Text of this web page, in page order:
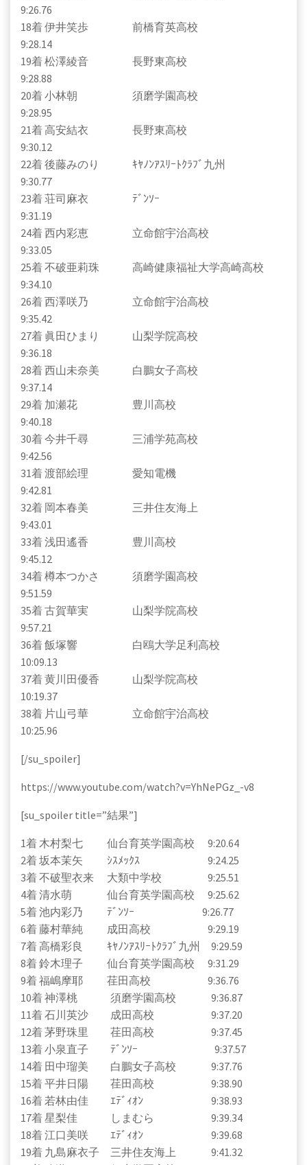
9:26.76
18着 伊井笑歩 前橋育英高校
9:28.14
19着 松澤綾音 長野東高校
9:28.88
20着 小林朝 須磨学園高校
9:28.95
21着 高安結衣 長野東高校
9:30.12
22着 後藤みのり ｷﾔﾉﾝｱｽﾘｰﾄｸﾗﾌﾞ九州
9:30.77
23着 荘司麻衣 ﾃﾞﾝｿｰ
9:31.19
24着 西内彩恵 立命館宇治高校
9:33.05
25着 不破亜莉珠 高崎健康福祉大学高崎高校
9:34.10
26着 西澤咲乃 立命館宇治高校
9:35.42
27着 眞田ひまり 山梨学院高校
9:36.18
28着 西山未奈美 白鵬女子高校
9:37.14
29着 加瀬花 豊川高校
9:40.18
30着 今井千尋 三浦学苑高校
9:42.56
31着 渡部絵理 愛知電機
9:42.81
32着 岡本春美 三井住友海上
9:43.01
33着 浅田遙香 豊川高校
9:45.12
34着 樽本つかさ 須磨学園高校
9:51.59
35着 古賀華実 山梨学院高校
9:57.21
36着 飯塚響 白鴎大学足利高校
10:09.13
37着 黄川田優香 山梨学院高校
10:19.37
38着 片山弓華 立命館宇治高校
10:25.96
[/su_spoiler]
https://www.youtube.com/watch?v=YhNePGz_-v8
[su_spoiler title=”結果”]
1着 木村梨七 仙台育英学園高校 9:20.64
2着 坂本茉矢 ｼｽﾒｯｸｽ 9:24.25
3着 不破聖衣来 大類中学校 9:25.51
4着 清水萌 仙台育英学園高校 9:25.62
5着 池内彩乃 ﾃﾞﾝｿｰ 9:26.77
6着 藤村華純 成田高校 9:29.19
7着 高橋彩良 ｷﾔﾉﾝｱｽﾘｰﾄｸﾗﾌﾞ九州 9:29.59
8着 鈴木理子 仙台育英学園高校 9:31.29
9着 福嶋摩耶 荏田高校 9:36.76
10着 神澤桃 須磨学園高校 9:36.87
11着 石川英沙 成田高校 9:37.20
12着 茅野珠里 荏田高校 9:37.45
13着 小泉直子 ﾃﾞﾝｿｰ 9:37.57
14着 田中瑠美 白鵬女子高校 9:37.76
15着 平井日陽 荏田高校 9:38.90
16着 若林由佳 ｴﾃﾞｨｵﾝ 9:38.93
17着 星梨佳 しまむら 9:39.34
18着 江口美咲 ｴﾃﾞｨｵﾝ 9:39.68
19着 九島麻衣子 三井住友海上 9:41.32